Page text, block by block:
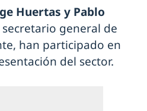
Huertas y Pablo
general de
han participado en
del sector.